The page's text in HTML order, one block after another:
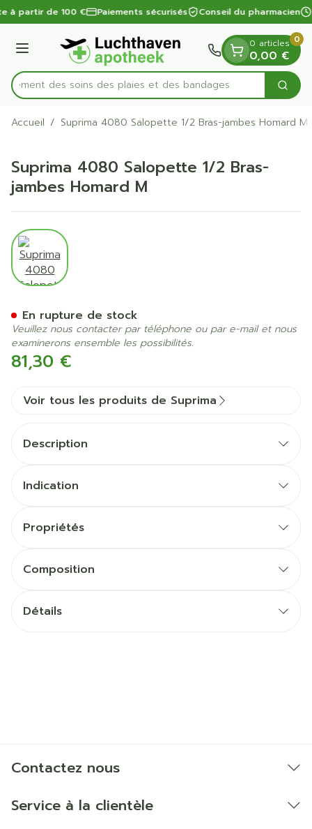
Aller au contenu
1 de 1
à partir de 100 € Paiements sécurisés Conseil du pharmacien
Menu
Rechercherdes soins des plaies et des bandages
0 articles
0,00 €
0
Accueil / Suprima 4080 Salopette 1/2 Bras-jambes Homard M
Suprima 4080 Salopette 1/2 Bras-
jambes Homard M
View larger image
81,30 €
En rupture de stock
Veuillez nous contacter par téléphone ou par e-mail et nous
examinerons ensemble les possibilités.
Voir tous les produits de Suprima
Description
Indication
Propriétés
Composition
Détails
Contactez nous
Service à la clientèle